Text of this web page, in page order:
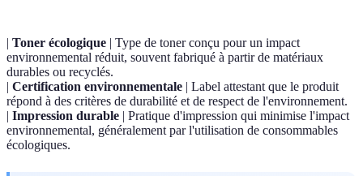
| Toner écologique | Type de toner conçu pour un impact
environnemental réduit, souvent fabriqué à partir de matériaux
durables ou recyclés.
| Certification environnementale | Label attestant que le produit
répond à des critères de durabilité et de respect de l'environnement.
| Impression durable | Pratique d'impression qui minimise l'impact
environnemental, généralement par l'utilisation de consommables
écologiques.